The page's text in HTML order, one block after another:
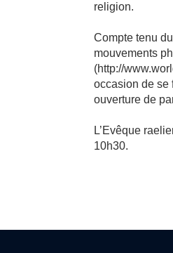
religion.
Compte tenu
mouvements
(http://
occasion de se
ouverture de
L’Evêque
10h30.